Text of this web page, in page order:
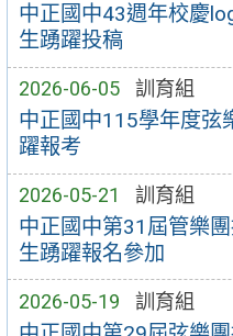
中正國中43週年校慶
生踴躍投稿
2026-06-05 訓育組
中正國中115學年度弦
躍報考
2026-05-21 訓育組
中正國中第31屆管樂
生踴躍報名參加
2026-05-19 訓育組